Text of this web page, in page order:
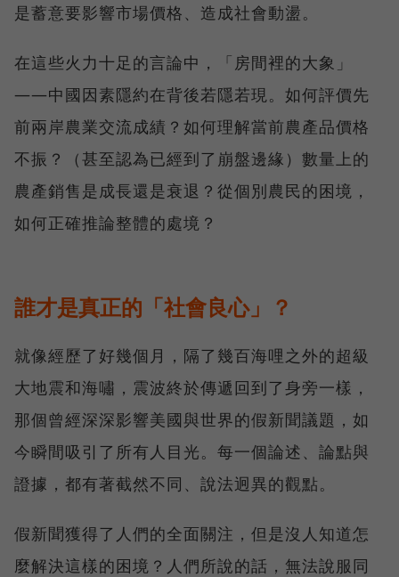
是蓄意要影響市場價格、造成社會動盪。
在這些火力十足的言論中，「房間裡的大象」
——中國因素隱約在背後若隱若現。如何評價先
前兩岸農業交流成績？如何理解當前農產品價格
不振？（甚至認為已經到了崩盤邊緣）數量上的
農產銷售是成長還是衰退？從個別農民的困境，
如何正確推論整體的處境？
誰才是真正的「社會良心」？
就像經歷了好幾個月，隔了幾百海哩之外的超級
大地震和海嘯，震波終於傳遞回到了身旁一樣，
那個曾經深深影響美國與世界的假新聞議題，如
今瞬間吸引了所有人目光。每一個論述、論點與
證據，都有著截然不同、說法迥異的觀點。
假新聞獲得了人們的全面關注，但是沒人知道怎
麼解決這樣的困境？人們所說的話，無法說服同